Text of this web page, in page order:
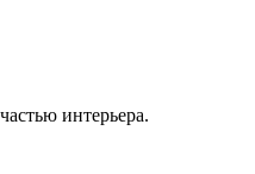
интерьера.